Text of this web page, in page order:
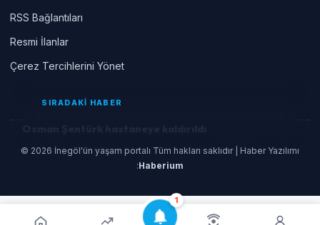
1
RSS Bağlantıları
Resmi İlanlar
Çerez Tercihlerini Yönet
© 2026 İnegöl'ün yaşam portalı Tüm hakları saklıdır | Haber Yazılımı
:Haberium
SIRADAKİ HABER